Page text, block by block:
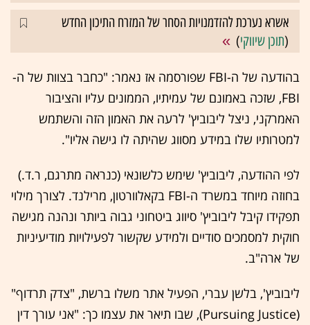
אשרא נערכת להזדמנויות הסחר של המזרח התיכון החדש
(תוכן שיווקי)
בהודעה של ה-FBI שפורסמה אז נאמר: "כחבר בצוות של ה-
FBI, שזכה באמונם של עמיתיו, הממונים עליו והציבור
האמרקני, ניצל ליבוביץ' לרעה את האמון הזה והשתמש
למטרותיו שלו במידע מסווג שהיתה לו גישה אליו".
לפי ההודעה, ליבוביץ' שימש כלשונאי (כנראה מתרגם, ר.ד.)
בחוזה מיוחד במשרד ה-FBI בקאלוורטון, מרילנד. לצורך מילוי
תפקידו קיבל ליבוביץ' סיווג ביטחוני גבוה ביותר ונהנה מגישה
חוקית למסמכים סודיים ולמידע שקשור לפעילויות מודיעיניות
של ארה"ב.
ליבוביץ', בלשן עברי, הפעיל אתר משלו ברשת, "צדק תרדוף"
(Pursuing Justice), שבו תיאר את עצמו כך: "אני עורך דין